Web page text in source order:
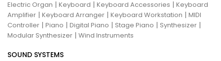
Electric Organ | Keyboard | Keyboard Accessories | Keyboard
Amplifier | Keyboard Arranger | Keyboard Workstation | MIDI
Controller | Piano | Digital Piano | Stage Piano | Synthesizer |
Modular Synthesizer | Wind Instruments
SOUND SYSTEMS